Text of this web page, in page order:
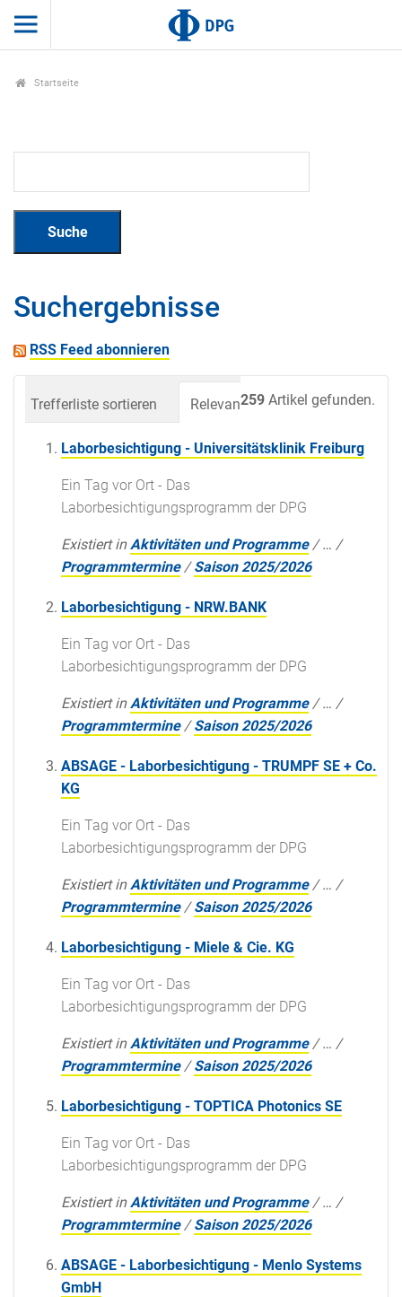
Startseite
Suchergebnisse
RSS Feed abonnieren
259 Artikel gefunden.
Trefferliste sortieren Relevanz Datum
Laborbesichtigung - Universitätsklinik Freiburg
Ein Tag vor Ort - Das
Laborbesichtigungsprogramm der DPG
Existiert in Aktivitäten und Programme /… /
Programmtermine /Saison 2025/2026
Laborbesichtigung - NRW.BANK
Ein Tag vor Ort - Das
Laborbesichtigungsprogramm der DPG
Existiert in Aktivitäten und Programme /… /
Programmtermine /Saison 2025/2026
ABSAGE - Laborbesichtigung - TRUMPF SE + Co.
KG
Ein Tag vor Ort - Das
Laborbesichtigungsprogramm der DPG
Existiert in Aktivitäten und Programme /… /
Programmtermine /Saison 2025/2026
Laborbesichtigung - Miele & Cie. KG
Ein Tag vor Ort - Das
Laborbesichtigungsprogramm der DPG
Existiert in Aktivitäten und Programme /… /
Programmtermine /Saison 2025/2026
Laborbesichtigung - TOPTICA Photonics SE
Ein Tag vor Ort - Das
Laborbesichtigungsprogramm der DPG
Existiert in Aktivitäten und Programme /… /
Programmtermine /Saison 2025/2026
ABSAGE - Laborbesichtigung - Menlo Systems
GmbH